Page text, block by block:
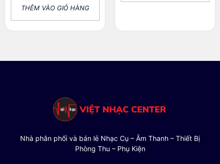
THÊM VÀO GIỎ HÀNG
Nhà phân phối và bán lẻ Nhạc Cụ – Âm Thanh – Thiết Bị
Phòng Thu – Phụ Kiện